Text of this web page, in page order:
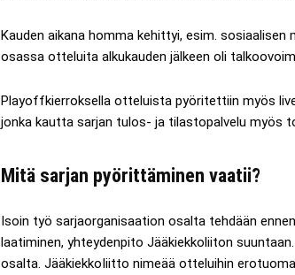
Kauden aikana homma kehittyi, esim.
osassa otteluita alkukauden jälkeen oli
Playoffkierroksella otteluista pyöritettiin myös
jonka kautta sarjan tulos- ja tilastopalvelu myös
Mitä sarjan pyörittäminen vaatii?
Isoin työ sarjaorganisaation osalta tehdään
laatiminen, yhteydenpito Jääkiekkoliiton
osalta. JääkiekkoIiitto nimeää otteluihin